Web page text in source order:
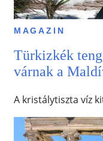
MAGAZIN
Türkizkék
várnak a
A kristálytiszta víz